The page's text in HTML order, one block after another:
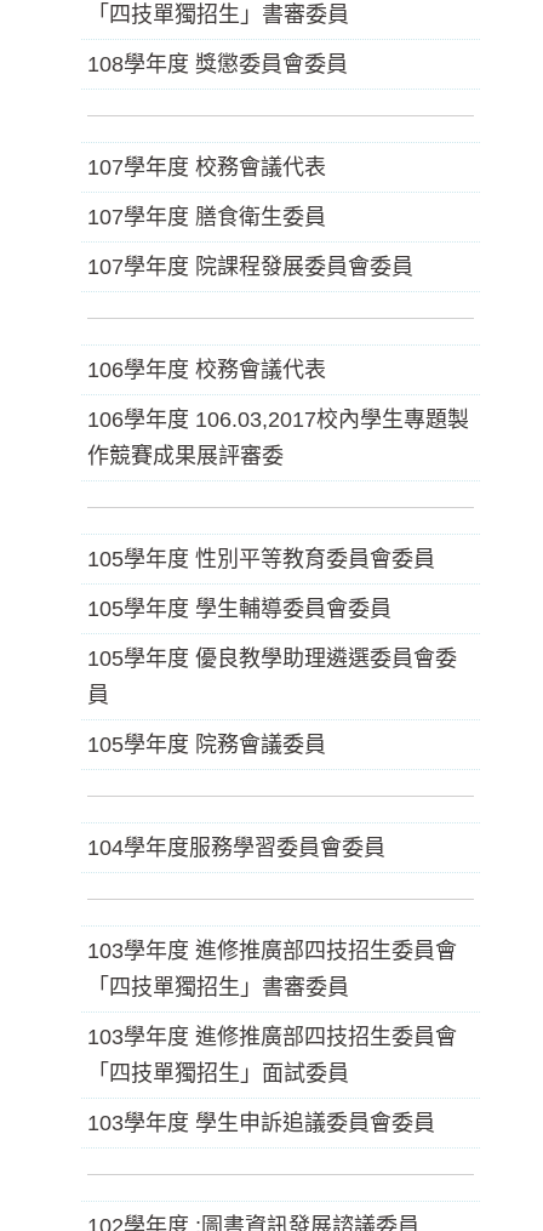
「四技單獨招生」書審委員
108學年度 獎懲委員會委員
107學年度 校務會議代表
107學年度 膳食衛生委員
107學年度 院課程發展委員會委員
106學年度 校務會議代表
106學年度 106.03,2017校內學生專題製
作競賽成果展評審委
105學年度 性別平等教育委員會委員
105學年度 學生輔導委員會委員
105學年度 優良教學助理遴選委員會委
員
105學年度 院務會議委員
104學年度服務學習委員會委員
103學年度 進修推廣部四技招生委員會
「四技單獨招生」書審委員
103學年度 進修推廣部四技招生委員會
「四技單獨招生」面試委員
103學年度 學生申訴追議委員會委員
102學年度 ;圖書資訊發展諮議委員